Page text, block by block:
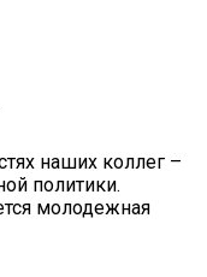
наших коллег –
политики.
молодежная